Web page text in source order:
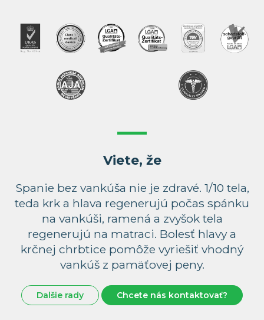
Viete, že
Spanie bez vankúša nie je zdravé. 1/10 tela,
teda krk a hlava regenerujú počas spánku
na vankúši, ramená a zvyšok tela
regenerujú na matraci. Bolesť hlavy a
krčnej chrbtice pomôže vyriešiť vhodný
vankúš z pamäťovej peny.
Dalšie rady Chcete nás kontaktovať?